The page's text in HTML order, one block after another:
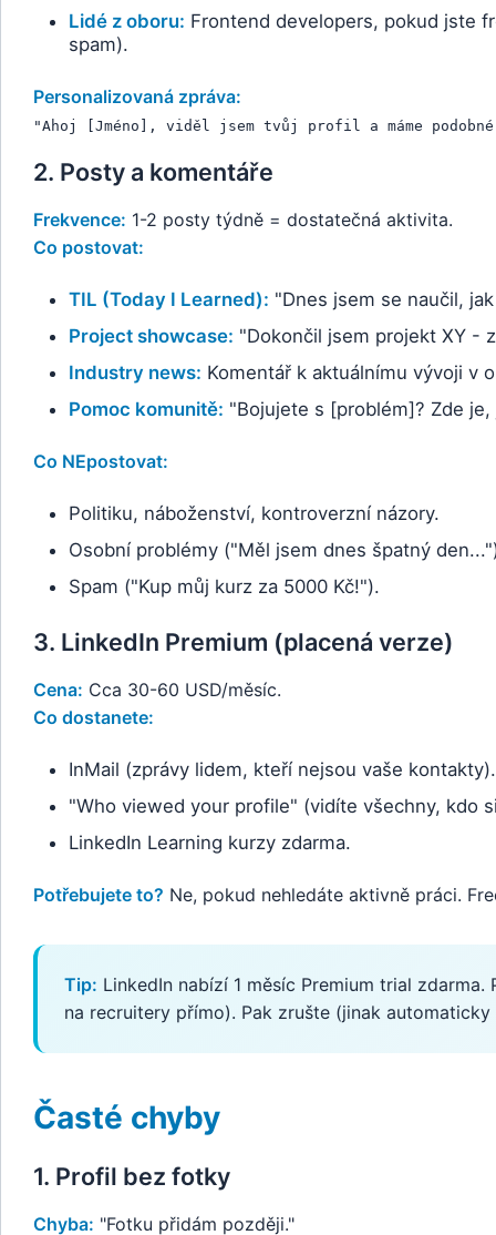
Lidé z oboru: Frontend developers, pokud jste
spam).
Personalizovaná zpráva:
"Ahoj [Jméno], viděl jsem tvůj profil a máme
2. Posty a komentáře
Frekvence: 1-2 posty týdně = dostatečná aktivita.
Co postovat:
TIL (Today I Learned): "Dnes jsem se naučil,
Project showcase: "Dokončil jsem projekt XY -
Industry news: Komentář k aktuálnímu vývoji v
Pomoc komunitě: "Bojujete s [problém]? Zde
Co NEpostovat:
Politiku, náboženství, kontroverzní názory.
Osobní problémy ("Měl jsem dnes špatný
Spam ("Kup můj kurz za 5000 Kč!").
3. LinkedIn Premium (placená verze)
Cena: Cca 30-60 USD/měsíc.
Co dostanete:
InMail (zprávy lidem, kteří nejsou vaše kontakty).
"Who viewed your profile" (vidíte všechny, kdo
LinkedIn Learning kurzy zdarma.
Potřebujete to? Ne, pokud nehledáte aktivně práci.
Tip: LinkedIn nabízí 1 měsíc Premium trial
na recruitery přímo). Pak zrušte (jinak
Časté chyby
1. Profil bez fotky
Chyba: "Fotku přidám později."